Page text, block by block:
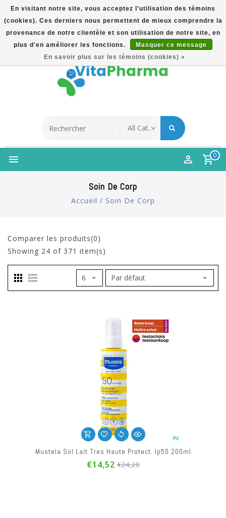
5% Korting Na Aanmelding Op Nieuwsbrief | Gratis
Verzending Vanaf €49 | Online Sinds 2007
Français
0
Soin De Corp
Accueil / Soin De Corp
Comparer les produits(0)
Showing 24 of 371 item(s)
Mustela Sol Lait Tres Haute Protect. Ip50 200ml
€14,52 €24,20
En visitant notre site, vous acceptez l'utilisation des témoins
(cookies). Ces derniers nous permettent de mieux comprendre la
provenance de notre clientèle et son utilisation de notre site, en
plus d'en améliorer les fonctions.
Masquer ce message
En savoir plus sur les témoins (cookies) »